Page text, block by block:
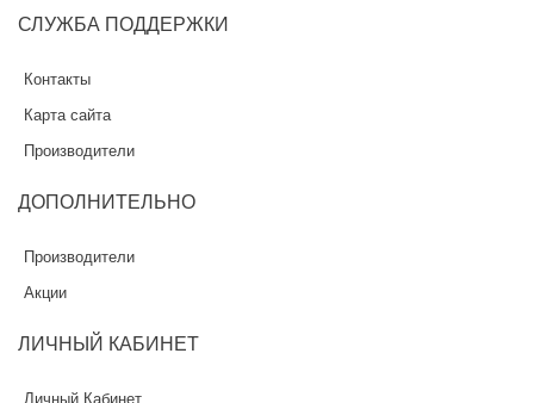
СЛУЖБА ПОДДЕРЖКИ
Контакты
Карта сайта
Производители
ДОПОЛНИТЕЛЬНО
Производители
Акции
ЛИЧНЫЙ КАБИНЕТ
Личный Кабинет